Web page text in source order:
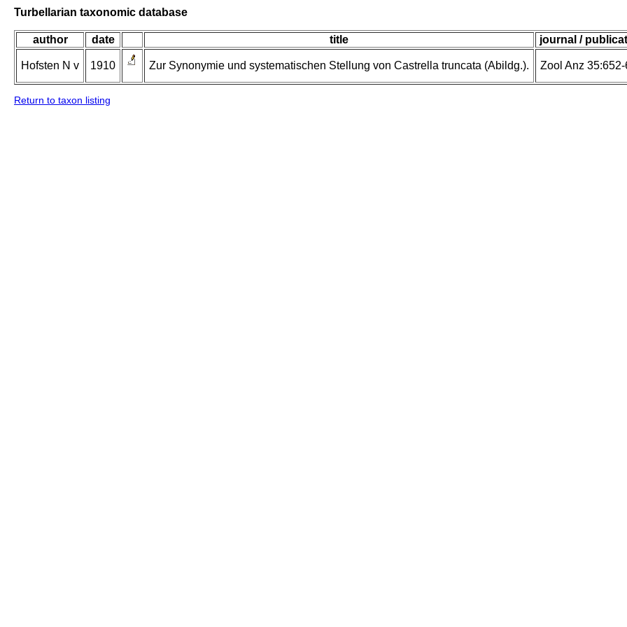
Turbellarian taxonomic database
author date title journal /
Hofsten N v 1910 Zur Synonymie und systematischen Stellung von Castrella truncata (Abildg.). Zool Anz
Return to taxon listing